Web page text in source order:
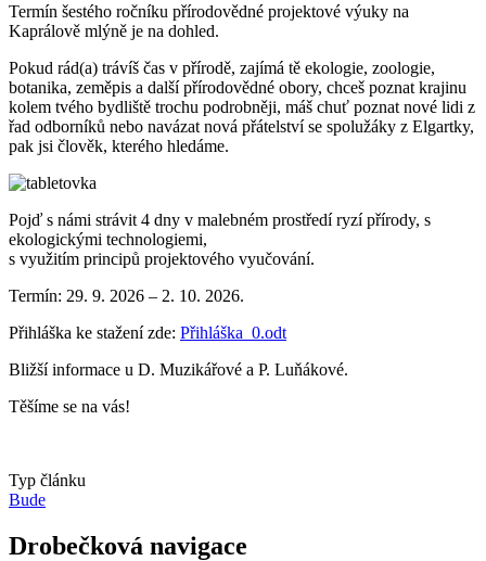
Termín šestého ročníku přírodovědné projektové výuky na
Kaprálově mlýně je na dohled.
Pokud rád(a) trávíš čas v přírodě, zajímá tě ekologie, zoologie,
botanika, zeměpis a další přírodovědné obory, chceš poznat krajinu
kolem tvého bydliště trochu podrobněji, máš chuť poznat nové lidi z
řad odborníků nebo navázat nová přátelství se spolužáky z Elgartky,
pak jsi člověk, kterého hledáme.
Pojď s námi strávit 4 dny v malebném prostředí ryzí přírody, s
ekologickými technologiemi,
s využitím principů projektového vyučování.
Termín: 29. 9. 2026 – 2. 10. 2026.
Přihláška ke stažení zde: Přihláška_0.odt
Bližší informace u D. Muzikářové a P. Luňákové.
Těšíme se na vás!
Typ článku
Bude
Drobečková navigace